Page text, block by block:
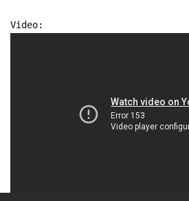
Video: